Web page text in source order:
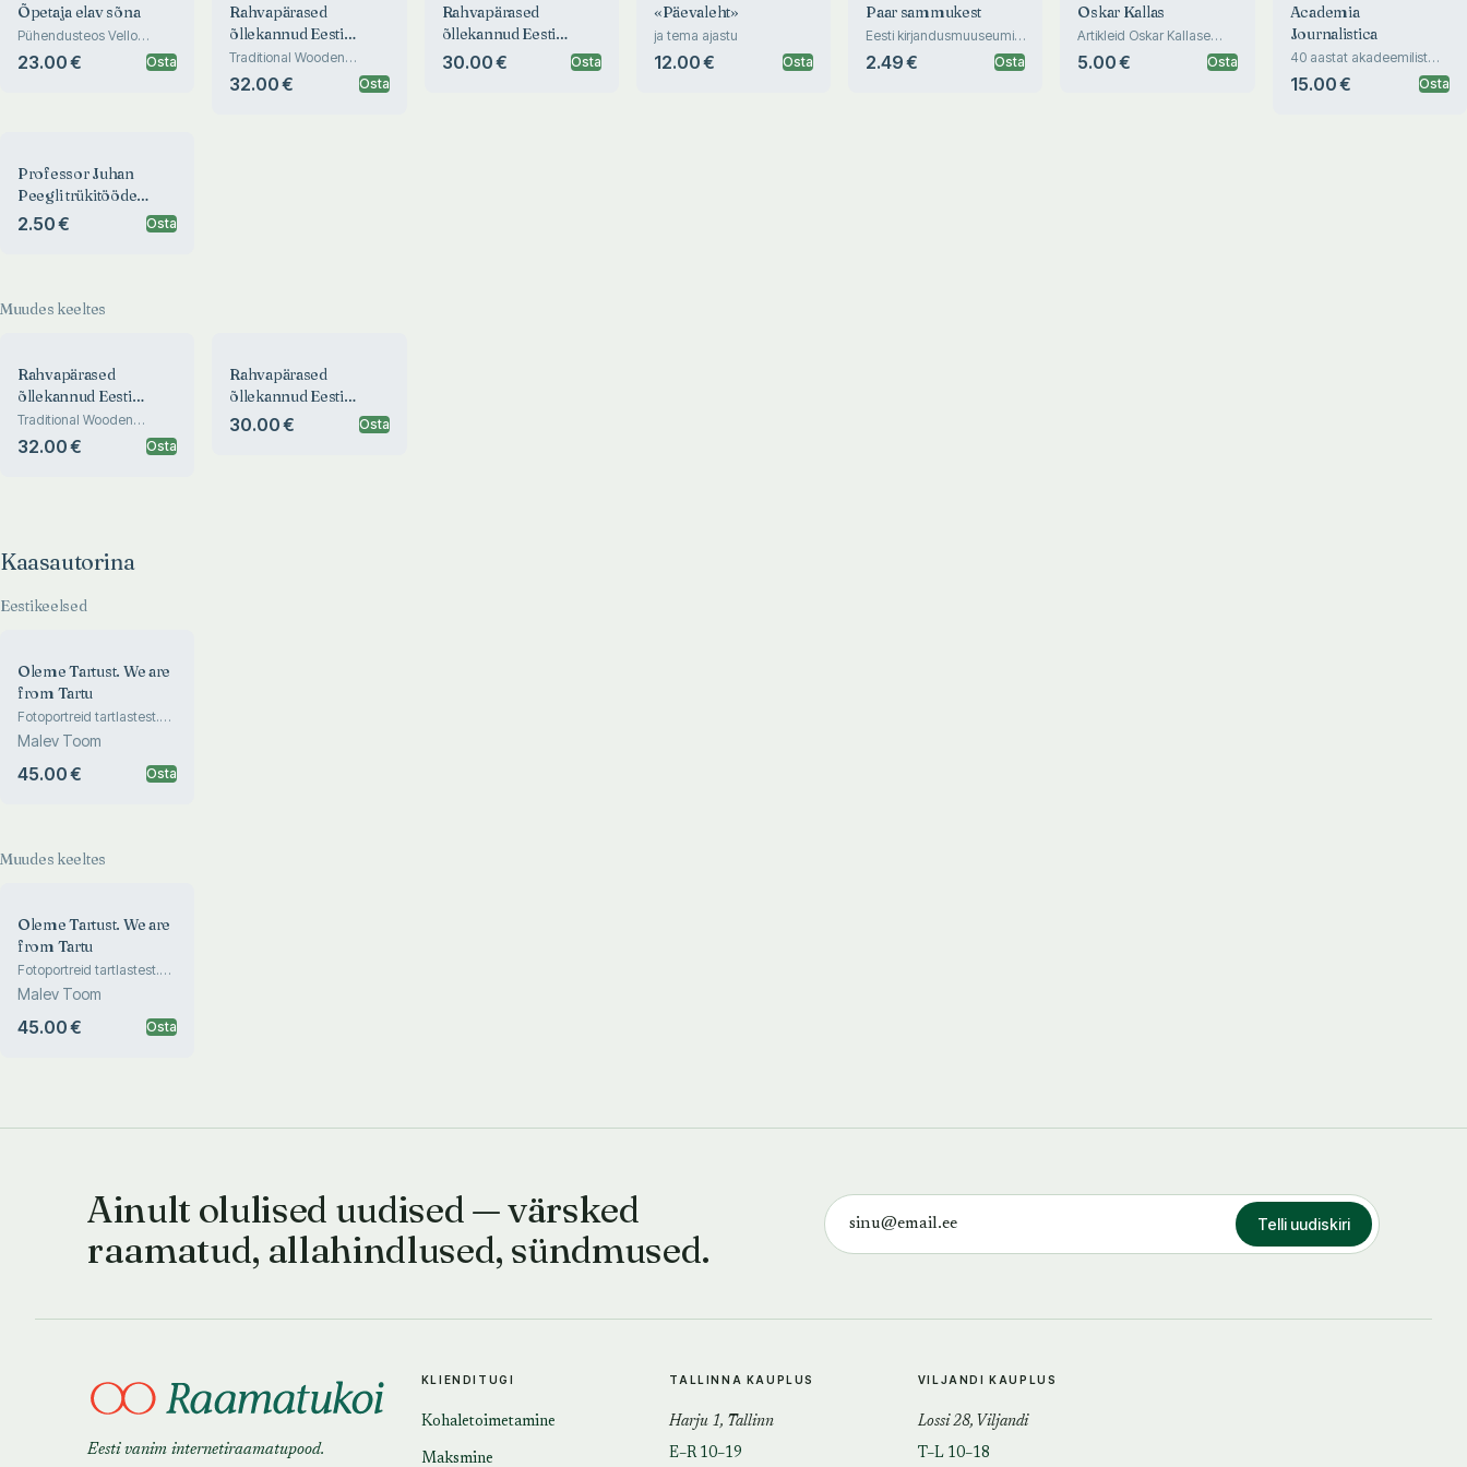
Õpetaja elav sõna
Pühendusteos Vello
Saage 100.
sünniaastapäevaks
23.00 € Osta
Rahvapärased
õllekannud Eesti
Rahva Muuseumi
kogust
Traditional Wooden
Tankards from the
Collection of the Estonian
32.00 € Osta
Rahvapärased
õllekannud Eesti
Rahva Muuseumi
30.00 € Osta
«Päevaleht»
ja tema ajastu
12.00 € Osta
Paar sammukest
Eesti kirjandusmuuseumi
aastaraamat
2.49 € Osta
Oskar Kallas
Artikleid Oskar Kallase
elust ja tööst
5.00 € Osta
Academia
Journalistica
40 aastat akadeemilist
ajakirjandusharidust Eestis
15.00 € Osta
Professor Juhan
Peegli trükitööde
nimestik
2.50 € Osta
Muudes keeltes
Rahvapärased
õllekannud Eesti
Rahva Muuseumi
kogust
Traditional Wooden
Tankards from the
Collection of the Estonian
32.00 € Osta
Rahvapärased
õllekannud Eesti
Rahva Muuseumi
30.00 € Osta
Kaasautorina
Eestikeelsed
Oleme Tartust. We are
from Tartu
Fotoportreid tartlastest.
Photographic Portraits
Malev Toom
45.00 € Osta
Muudes keeltes
Oleme Tartust. We are
from Tartu
Fotoportreid tartlastest.
Photographic Portraits
Malev Toom
45.00 € Osta
Ainult olulised uudised — värsked
raamatud, allahindlused, sündmused.
Telli uudiskiri
Eesti vanim internetiraamatupood.
KLIENDITUGI
Kohaletoimetamine
Maksmine
TALLINNA KAUPLUS
Harju 1, Tallinn
E–R 10–19
VILJANDI KAUPLUS
Lossi 28, Viljandi
T–L 10–18